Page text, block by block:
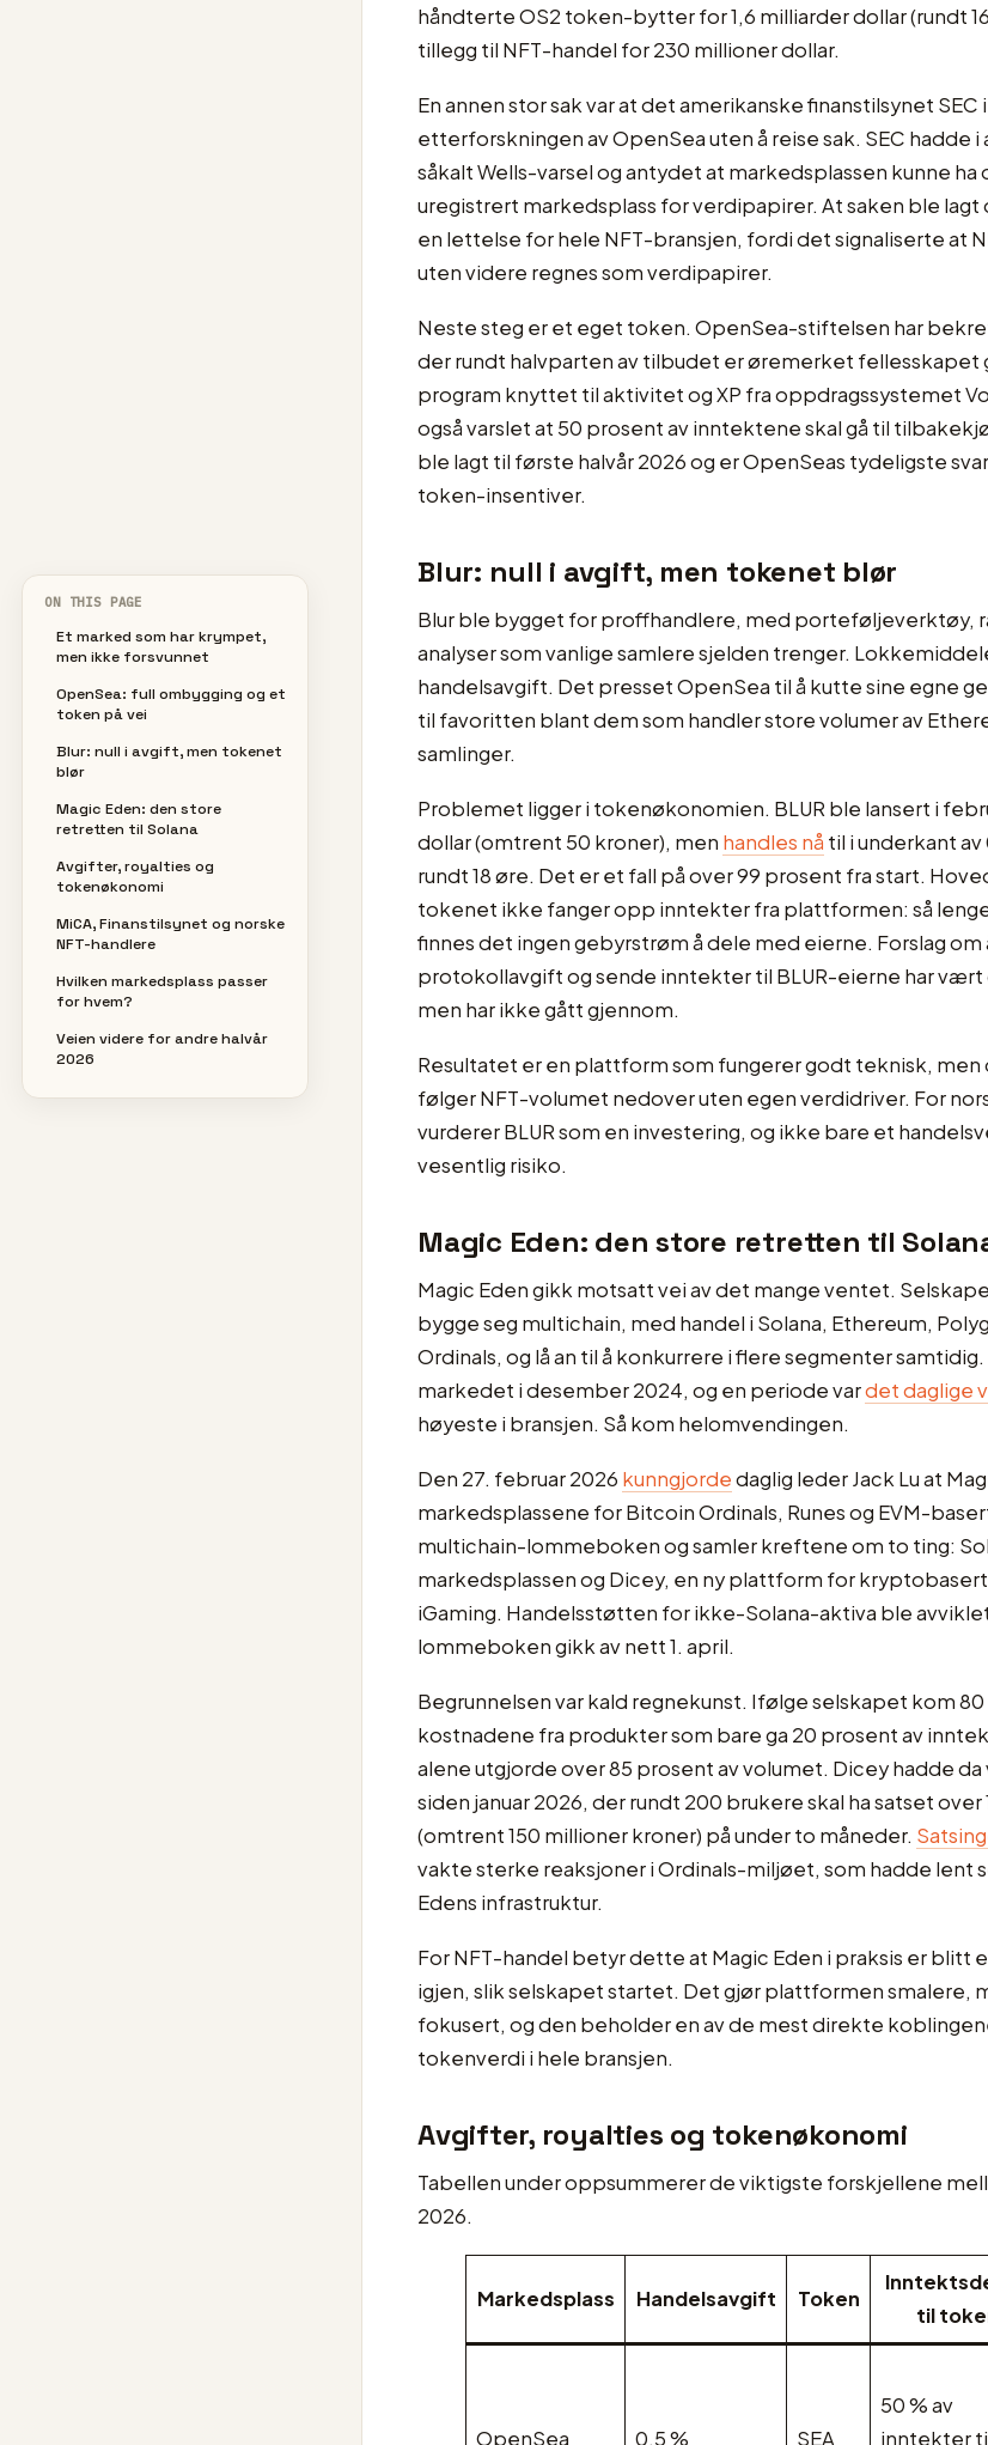
håndterte OS2 token-bytter for 1,6 milliarder dollar (rundt
tillegg til NFT-handel for 230 millioner dollar.
En annen stor sak var at det amerikanske finanstilsynet SEC
etterforskningen av OpenSea uten å reise sak. SEC hadde
såkalt Wells-varsel og antydet at markedsplassen kunne
uregistrert markedsplass for verdipapirer. At saken ble
en lettelse for hele NFT-bransjen, fordi det signaliserte at
uten videre regnes som verdipapirer.
Neste steg er et eget token. OpenSea-stiftelsen har
der rundt halvparten av tilbudet er øremerket fellesskapet
program knyttet til aktivitet og XP fra oppdragssystemet
også varslet at 50 prosent av inntektene skal gå til
ble lagt til første halvår 2026 og er OpenSeas tydeligste
token-insentiver.
Blur: null i avgift, men tokenet blør
Blur ble bygget for proffhandlere, med porteføljeverktøy,
analyser som vanlige samlere sjelden trenger.
handelsavgift. Det presset OpenSea til å kutte sine egne
til favoritten blant dem som handler store volumer av
samlinger.
Problemet ligger i tokenøkonomien. BLUR ble lansert i
dollar (omtrent 50 kroner), men handles nå til i underkant av
rundt 18 øre. Det er et fall på over 99 prosent fra start.
tokenet ikke fanger opp inntekter fra plattformen: så
finnes det ingen gebyrstrøm å dele med eierne. Forslag om
protokollavgift og sende inntekter til BLUR-eierne har vært
men har ikke gått gjennom.
Resultatet er en plattform som fungerer godt teknisk, men
følger NFT-volumet nedover uten egen verdidriver. For
vurderer BLUR som en investering, og ikke bare et
vesentlig risiko.
Magic Eden: den store retretten til
Magic Eden gikk motsatt vei av det mange ventet.
bygge seg multichain, med handel i Solana, Ethereum,
Ordinals, og lå an til å konkurrere i flere segmenter
markedet i desember 2024, og en periode vardet daglige
høyeste i bransjen. Så kom helomvendingen.
Den 27. februar 2026 kunngjordedaglig leder Jack Lu at
markedsplassene for Bitcoin Ordinals, Runes og EVM-
multichain-lommeboken og samler kreftene om to ting:
markedsplassen og Dicey, en ny plattform for
iGaming. Handelsstøtten for ikke-Solana-aktiva ble
lommeboken gikk av nett 1. april.
Begrunnelsen var kald regnekunst. Ifølge selskapet kom
kostnadene fra produkter som bare ga 20 prosent av
alene utgjorde over 85 prosent av volumet. Dicey hadde
siden januar 2026, der rundt 200 brukere skal ha satset over
(omtrent 150 millioner kroner) på under to måneder.
vakte sterke reaksjoner i Ordinals-miljøet, som hadde lent
Edens infrastruktur.
For NFT-handel betyr dette at Magic Eden i praksis er blitt
igjen, slik selskapet startet. Det gjør plattformen smalere,
fokusert, og den beholder en av de mest direkte
tokenverdi i hele bransjen.
Avgifter, royalties og tokenøkonomi
Tabellen under oppsummerer de viktigste forskjellene
2026.
Markedsplass Handelsavgift Token
til
OpenSea 0,5 % SEA
50 % av
inntekter
ON THIS PAGE
Et marked som har krympet,
men ikke forsvunnet
OpenSea: full ombygging og et
token på vei
Blur: null i avgift, men tokenet
blør
Magic Eden: den store
retretten til Solana
Avgifter, royalties og
tokenøkonomi
MiCA, Finanstilsynet og norske
NFT-handlere
Hvilken markedsplass passer
for hvem?
Veien videre for andre halvår
2026